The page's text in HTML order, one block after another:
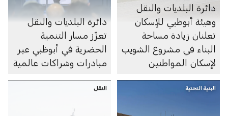
دائرة البلديات والنقل
وهيئة أبوظبي للإسكان
تعلنان زيادة مساحة
البناء في مشروع الشويب
لإسكان المواطنين
دائرة البلديات والنقل
تعزّز مسار التنمية
الحضرية في أبوظبي عبر
مبادرات وشراكات عالمية
البنية التحتية النقل